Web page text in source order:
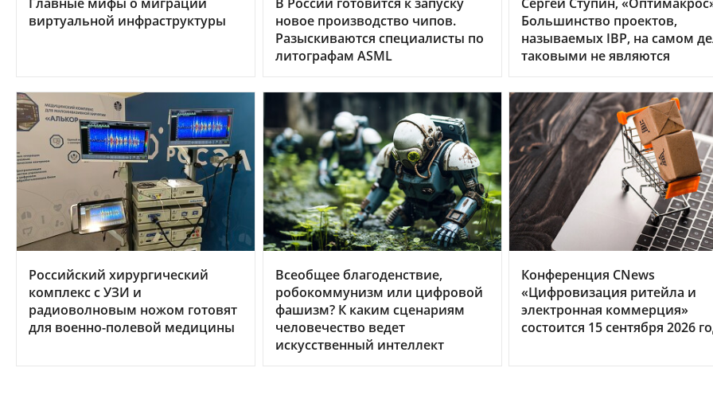
виртуальной инфраструктуры
новое производство чипов.
Разыскиваются специалисты по
литографам ASML
Большинство проектов,
называемых IBP, на самом
таковыми не являются
Российский хирургический
комплекс с УЗИ и
радиоволновым ножом готовят
для военно-полевой медицины
Всеобщее благоденствие,
робокоммунизм или цифровой
фашизм? К каким сценариям
человечество ведет
искусственный интеллект
Конференция CNews
«Цифровизация ритейла и
электронная коммерция»
состоится 15 сентября 2026